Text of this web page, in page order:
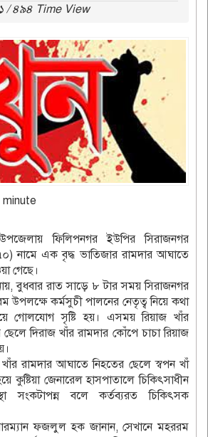
/ ৪৯৪ Time View
minute
ফিলিপনগর ইউপির সিরাজনগর
নামে এক বৃদ্ধ ভাতিজার রামদার আঘাতে
গেছে।
বুধবার রাত সাড়ে ৮ টার সময় সিরাজনগর
উপলক্ষে কর্মসুচী পালনের নেতৃত্ব নিয়ে কথা
গোলযোগ সৃষ্টি হয়। এসময় রিয়াজ খাঁর
দিরাজ খাঁর রামদার কোঁপে চাচা রিয়াজ
রামদার আঘাতে নিহতের ছেলে স্বপন খাঁ
জেনারেল হাসপাতালে চিকিৎসাধীন
সংকটাপন্ন বলে কর্তব্যরত চিকিৎসক
ফজলুল হক জানান, সেখানে মহররম